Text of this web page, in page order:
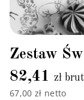
Zestaw
82,41 zł
67,00 zł netto